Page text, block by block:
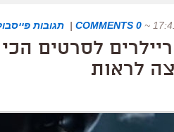
~
0 COMMENTS
| תגובות
לסרטים
לראות